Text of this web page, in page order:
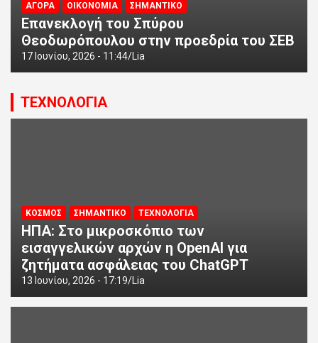
ΑΓΟΡΑ ΟΙΚΟΝΟΜΙΑ ΣΗΜΑΝΤΙΚΟ
Επανεκλογή του Σπύρου
Θεοδωρόπουλου στην προεδρία του ΣΕΒ
17 Ιουνίου, 2026 - 11:44 Lia
ΤΕΧΝΟΛΟΓΙΑ
ΚΟΣΜΟΣ ΣΗΜΑΝΤΙΚΟ ΤΕΧΝΟΛΟΓΙΑ
ΗΠΑ: Στο μικροσκόπιο των
εισαγγελικών αρχών η OpenAI για
ζητήματα ασφάλειας του ChatGPT
13 Ιουνίου, 2026 - 17:19 Lia